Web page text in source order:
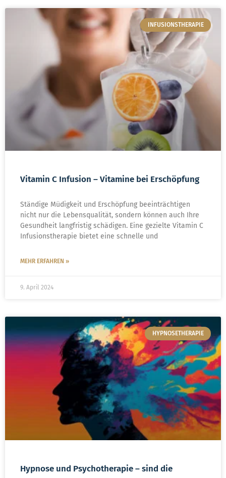
INFUSIONSTHERAPIE
Vitamin C Infusion – Vitamine bei Erschöpfung
Ständige Müdigkeit und Erschöpfung beeinträchtigen
nicht nur die Lebensqualität, sondern können auch Ihre
Gesundheit langfristig schädigen. Eine gezielte Vitamin C
Infusionstherapie bietet eine schnelle und
MEHR ERFAHREN »
9. April 2024
HYPNOSETHERAPIE
Hypnose und Psychotherapie – sind die